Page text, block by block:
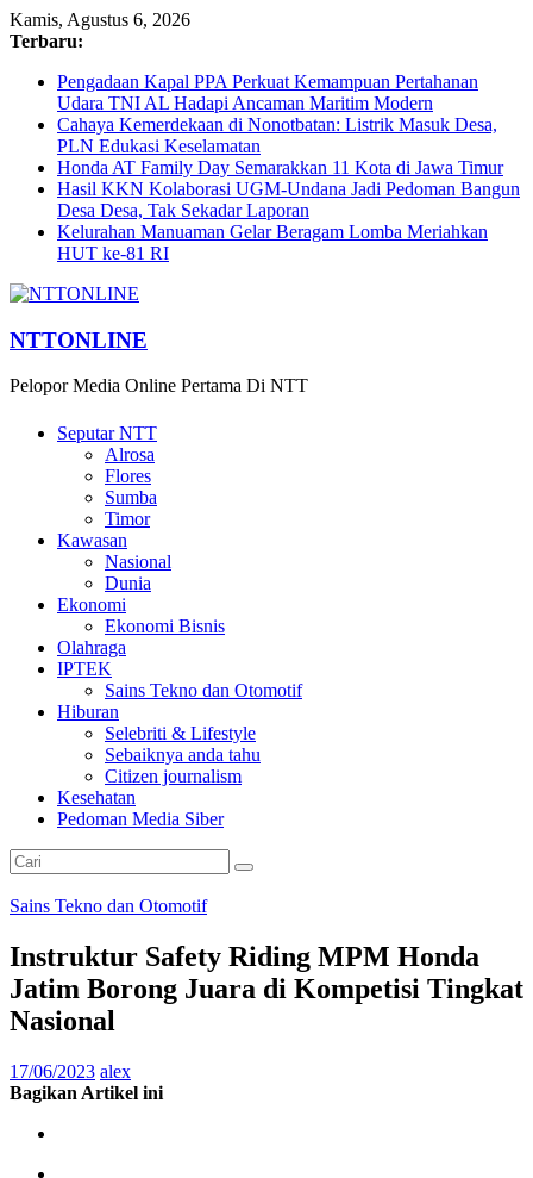
Kamis, Agustus 6, 2026
Terbaru:
Pengadaan Kapal PPA Perkuat Kemampuan Pertahanan
Udara TNI AL Hadapi Ancaman Maritim Modern
Cahaya Kemerdekaan di Nonotbatan: Listrik Masuk Desa,
PLN Edukasi Keselamatan
Honda AT Family Day Semarakkan 11 Kota di Jawa Timur
Hasil KKN Kolaborasi UGM-Undana Jadi Pedoman Bangun
Desa Desa, Tak Sekadar Laporan
Kelurahan Manuaman Gelar Beragam Lomba Meriahkan
HUT ke-81 RI
NTTONLINE
Pelopor Media Online Pertama Di NTT
Seputar NTT
Alrosa
Flores
Sumba
Timor
Kawasan
Nasional
Dunia
Ekonomi
Ekonomi Bisnis
Olahraga
IPTEK
Sains Tekno dan Otomotif
Hiburan
Selebriti & Lifestyle
Sebaiknya anda tahu
Citizen journalism
Kesehatan
Pedoman Media Siber
Sains Tekno dan Otomotif
Instruktur Safety Riding MPM Honda
Jatim Borong Juara di Kompetisi Tingkat
Nasional
17/06/2023 alex
Bagikan Artikel ini